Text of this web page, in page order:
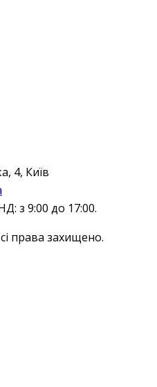
4, Київ
з 9:00 до 17:00.
права захищено.